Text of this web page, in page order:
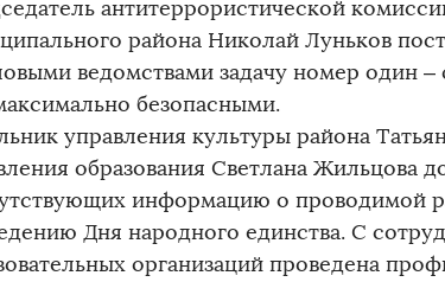
антитеррористической
района Николай Луньков
ведомствами задачу номер один –
безопасными.
управления культуры района
образования Светлана Жильцова
информацию о проводимой
Дня народного единства. С
организаций проведена